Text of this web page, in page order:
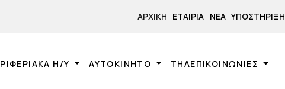
ΑΡΧΙΚΉ ΕΤΑΙΡΊΑ ΝΈΑ ΥΠΟΣΤΉΡΙΞΗ
Η/Υ ΑΥΤΟΚΙΝΗΤΟ ΤΗΛΕΠΙΚΟΙΝΩΝΙΕΣ